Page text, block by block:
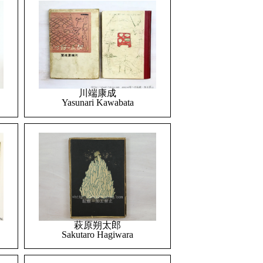
川端康成
Yasunari Kawabata
萩原朔太郎
Sakutaro Hagiwara